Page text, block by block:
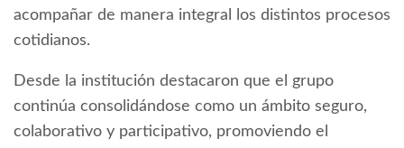
acompañar de manera integral los distintos procesos
cotidianos.
Desde la institución destacaron que el grupo
continúa consolidándose como un ámbito seguro,
colaborativo y participativo, promoviendo el